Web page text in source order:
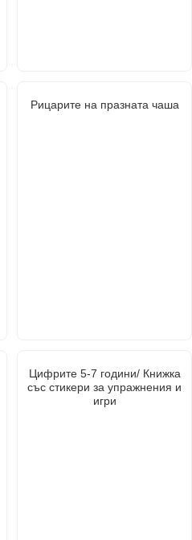
Рицарите на празната чаша
Цифрите 5-7 години/ Книжка
със стикери за упражнения и
игри